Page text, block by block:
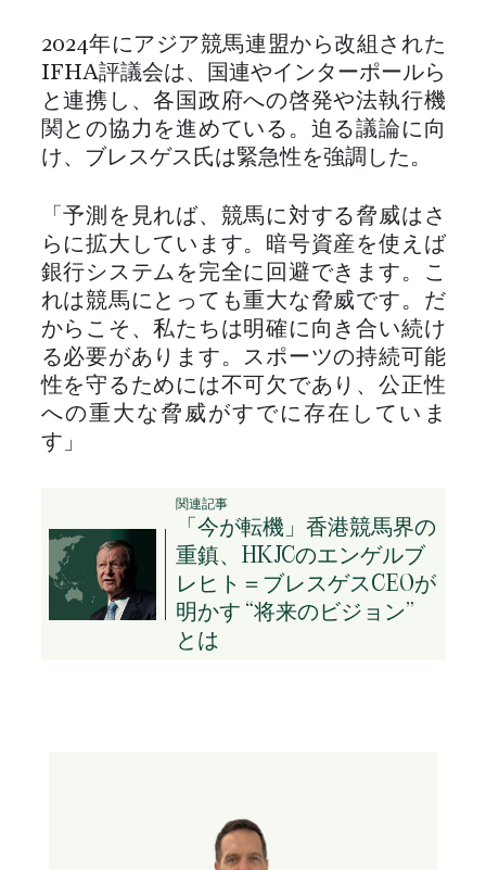
2024年にアジア競馬連盟から改組された
IFHA評議会は、国連やインターポールら
と連携し、各国政府への啓発や法執行機
関との協力を進めている。迫る議論に向
け、ブレスゲス氏は緊急性を強調した。
「予測を見れば、競馬に対する脅威はさ
らに拡大しています。暗号資産を使えば
銀行システムを完全に回避できます。こ
れは競馬にとっても重大な脅威です。だ
からこそ、私たちは明確に向き合い続け
る必要があります。スポーツの持続可能
性を守るためには不可欠であり、公正性
への重大な脅威がすでに存在していま
す」
関連記事
「今が転機」香港競馬界の
重鎮、HKJCのエンゲルブ
レヒト＝ブレスゲスCEOが
明かす “将来のビジョン”
とは